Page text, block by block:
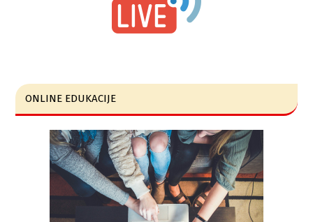
ONLINE EDUKACIJE